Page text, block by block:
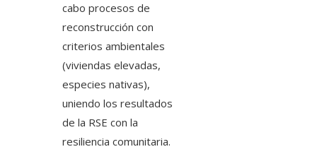
cabo procesos de
reconstrucción con
criterios ambientales
(viviendas elevadas,
especies nativas),
uniendo los resultados
de la RSE con la
resiliencia comunitaria.